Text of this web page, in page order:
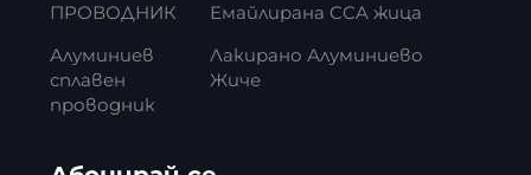
ПРОВОДНИК
Алуминиев
сплавен
проводник
Емайлирана CCA жица
Лакирано Алуминиево
Жиче